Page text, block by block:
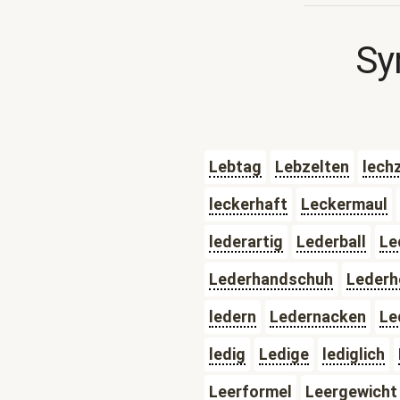
Lebtag Lebzelten
leckerhaft
Leckermaul
lederartig
Lederball
Lederhandschuh
ledern
Ledernacken
ledig
Ledige lediglich
Leerformel
Leergewicht